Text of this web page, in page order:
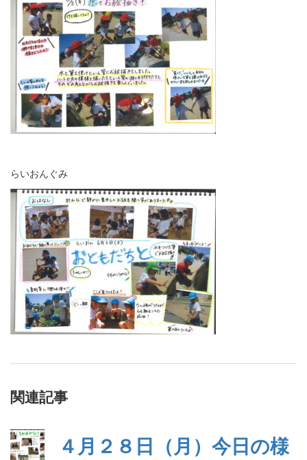
らいおんぐみ
関連記事
４月２８日（月）今日の様